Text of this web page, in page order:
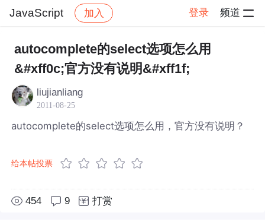
JavaScript 加入 登录 频道
社区 JavaScript 帖子详情
autocomplete的select选项怎么用
&#xff0c;官方没有说明&#xff1f;
liujianliang
2011-08-25
autocomplete的select选项怎么用，官方没有说明？
给本帖投票
454 9 打赏